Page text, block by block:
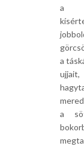
a
a
a